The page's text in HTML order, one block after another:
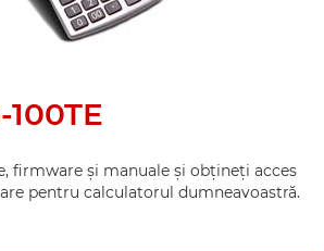
100TE
firmware şi manuale şi obţineţi acces
pentru calculatorul dumneavoastră.